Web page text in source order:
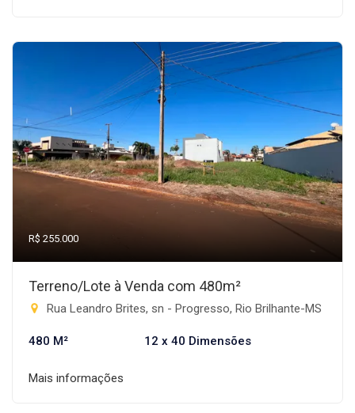
R$ 255.000
Terreno/Lote à Venda com 480m²
Rua Leandro Brites, sn - Progresso, Rio Brilhante-MS
480 M² 12 x 40 Dimensões
Mais informações